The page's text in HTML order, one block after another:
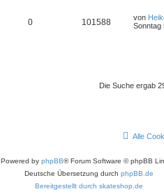
0 101588 von
Sonntag
Die Suche ergab
Alle
Powered by phpBB® Forum Software © phpBB
Deutsche Übersetzung durch phpBB.de
Bereitgestellt durch skateshop.de